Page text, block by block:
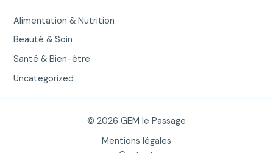
Alimentation & Nutrition
Beauté & Soin
Santé & Bien-être
Uncategorized
© 2026 GEM le Passage
Mentions légales